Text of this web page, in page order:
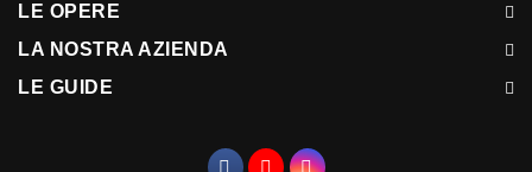
LE OPERE
LA NOSTRA AZIENDA
LE GUIDE